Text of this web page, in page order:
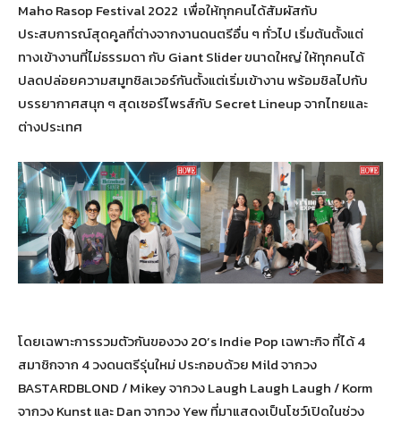
Maho Rasop Festival 2022 เพื่อให้ทุกคนได้สัมผัสกับ
ประสบการณ์สุดคูลที่ต่างจากงานดนตรีอื่น ๆ ทั่วไป เริ่มต้นตั้งแต่
ทางเข้างานที่ไม่ธรรมดา กับ Giant Slider ขนาดใหญ่ ให้ทุกคนได้
ปลดปล่อยความสมูทชิลเวอร์กันตั้งแต่เริ่มเข้างาน พร้อมชิลไปกับ
บรรยากาศสนุก ๆ สุดเซอร์ไพรส์กับ Secret Lineup จากไทยและ
ต่างประเทศ
โดยเฉพาะการรวมตัวกันของวง 20’s Indie Pop เฉพาะกิจ ที่ได้ 4
สมาชิกจาก 4 วงดนตรีรุ่นใหม่ ประกอบด้วย Mild จากวง
BASTARDBLOND / Mikey จากวง Laugh Laugh Laugh / Korm
จากวง Kunst และ Dan จากวง Yew ที่มาแสดงเป็นโชว์เปิดในช่วง